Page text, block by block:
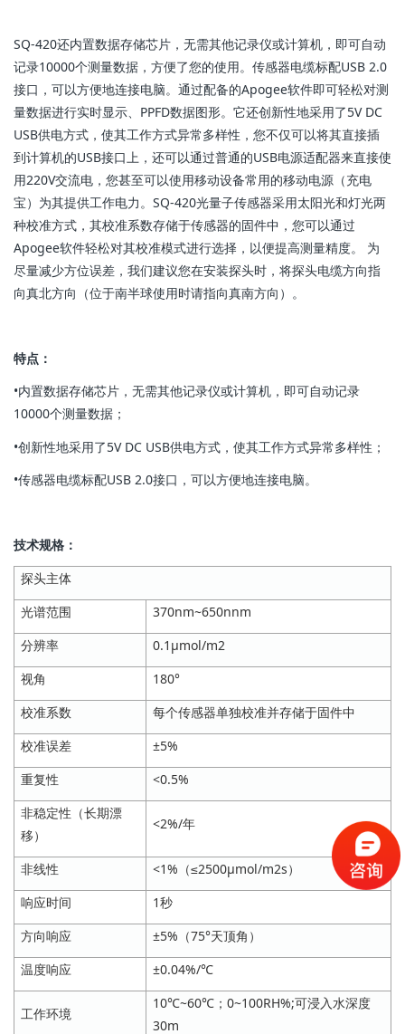
SQ-420还内置数据存储芯片，无需其他记录仪或计算机，即可自动
记录10000个测量数据，方便了您的使用。传感器电缆标配USB 2.0
接口，可以方便地连接电脑。通过配备的Apogee软件即可轻松对测
量数据进行实时显示、PPFD数据图形。它还创新性地采用了5V DC
USB供电方式，使其工作方式异常多样性，您不仅可以将其直接插
到计算机的USB接口上，还可以通过普通的USB电源适配器来直接使
用220V交流电，您甚至可以使用移动设备常用的移动电源（充电
宝）为其提供工作电力。SQ-420光量子传感器采用太阳光和灯光两
种校准方式，其校准系数存储于传感器的固件中，您可以通过
Apogee软件轻松对其校准模式进行选择，以便提高测量精度。 为
尽量减少方位误差，我们建议您在安装探头时，将探头电缆方向指
向真北方向（位于南半球使用时请指向真南方向）。
特点：
•内置数据存储芯片，无需其他记录仪或计算机，即可自动记录
10000个测量数据；
•创新性地采用了5V DC USB供电方式，使其工作方式异常多样性；
•传感器电缆标配USB 2.0接口，可以方便地连接电脑。
技术规格：
探头主体
光谱范围
370nm~650nnm
分辨率
0.1μmol/m2
视角
180°
校准系数
每个传感器单独校准并存储于固件中
校准误差
±5%
重复性
<0.5%
非稳定性（长期漂
移）
<2%/年
非线性
<1%（≤2500μmol/m2s）
响应时间
1秒
方向响应
±5%（75°天顶角）
温度响应
±0.04%/℃
工作环境
10℃~60℃；0~100RH%;可浸入水深度
30m